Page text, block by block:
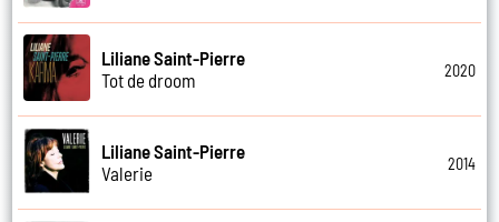
Liliane Saint-Pierre
Tot de droom
2020
Liliane Saint-Pierre
Valerie
2014